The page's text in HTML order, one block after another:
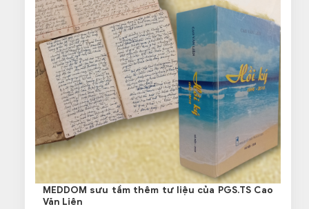
MEDDOM sưu tầm thêm tư liệu của PGS.TS Cao
Văn Liên